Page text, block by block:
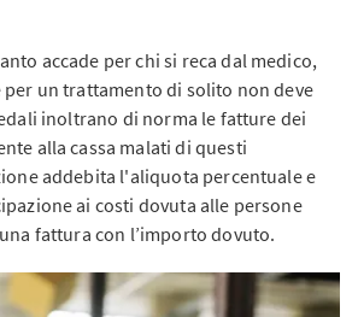
accade per chi si reca dal medico,
per un trattamento di solito non deve
inoltrano di norma le fatture dei
alla cassa malati di questi
addebita l'aliquota percentuale e
ai costi dovuta alle persone
fattura con l’importo dovuto.